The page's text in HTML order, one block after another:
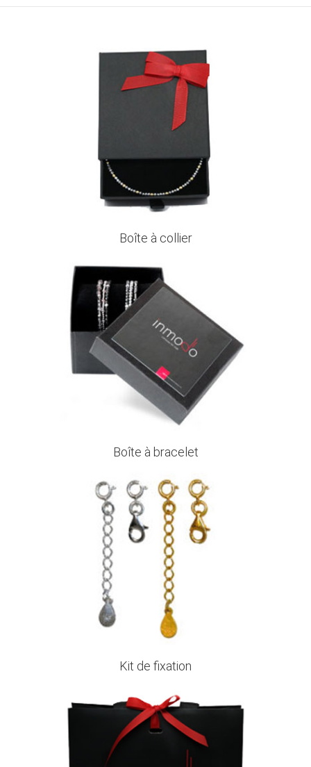
Boîte à collier
Boîte à bracelet
Kit de fixation